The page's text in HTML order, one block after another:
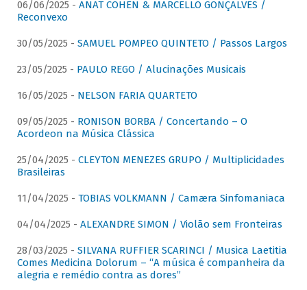
06/06/2025 - ANAT COHEN & MARCELLO GONÇALVES /
Reconvexo
30/05/2025 - SAMUEL POMPEO QUINTETO / Passos Largos
23/05/2025 - PAULO REGO / Alucinações Musicais
16/05/2025 - NELSON FARIA QUARTETO
09/05/2025 - RONISON BORBA / Concertando – O
Acordeon na Música Clássica
25/04/2025 - CLEYTON MENEZES GRUPO / Multiplicidades
Brasileiras
11/04/2025 - TOBIAS VOLKMANN / Camæra Sinfomaniaca
04/04/2025 - ALEXANDRE SIMON / Violão sem Fronteiras
28/03/2025 - SILVANA RUFFIER SCARINCI / Musica Laetitia
Comes Medicina Dolorum – “A música é companheira da
alegria e remédio contra as dores”